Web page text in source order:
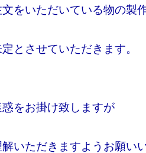
をいただいている物の製
とさせていただきます。
をお掛け致しますが
いただきますようお願い